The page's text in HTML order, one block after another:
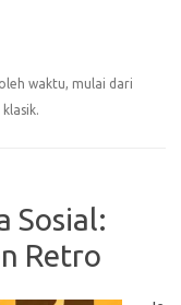
waktu, mulai dari
Sosial:
Retro